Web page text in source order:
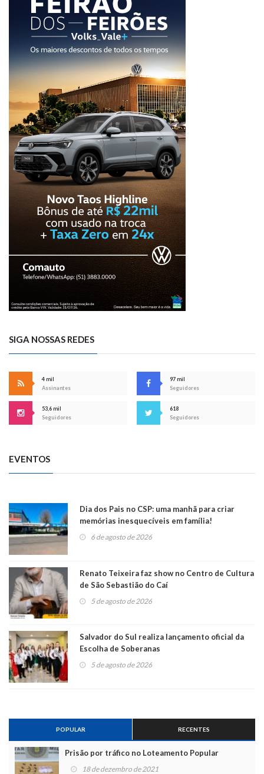
SIGA NOSSAS REDES
4 mil
Assinantes
97 mil
Seguidores
53,6 mil
Seguidores
618
Seguidores
EVENTOS
Dia dos Pais no CSP: uma manhã para criar
memórias inesquecíveis em família!
6 de agosto de 2026
Renato Teixeira faz show no Centro de Cultura
de São Sebastião do Caí
5 de agosto de 2026
Salvador do Sul realiza lançamento oficial da
Escolha de Soberanas
5 de agosto de 2026
POPULAR RECENTES
Prisão por tráfico no Loteamento Popular
18 de dezembro de 2021